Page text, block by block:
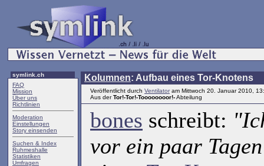
symlink.ch
FAQ
Mission
Über uns
Richtlinien
Moderation
Einstellungen
Story einsenden
Suchen & Index
Ruhmeshalle
Statistiken
Umfragen
Kolumnen: Aufbau eines Tor-Knotens
Veröffentlicht durch Ventilatoram Mittwoch 20. Januar 2010,
Aus derTor!-Tor!-Toooooooor!-Abteilung
bones schreibt:
vor ein paar